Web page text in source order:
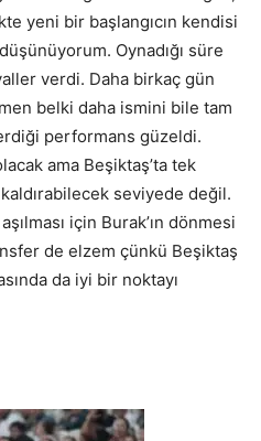
yeni bir başlangıcın kendisi
Oynadığı süre
verdi. Daha birkaç gün
belki daha ismini bile tam
performans güzeldi.
ama Beşiktaş’ta tek
kaldırabilecek seviyede değil.
için Burak’ın dönmesi
de elzem çünkü Beşiktaş
da iyi bir noktayı